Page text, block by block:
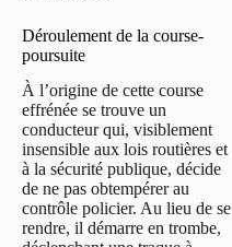
Déroulement de la course-
poursuite
À l’origine de cette course
effrénée se trouve un
conducteur qui, visiblement
insensible aux lois routières et
à la sécurité publique, décide
de ne pas obtempérer au
contrôle policier. Au lieu de se
rendre, il démarre en trombe,